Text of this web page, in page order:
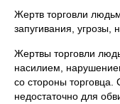
Жертв торговли
запугивания, угрозы,
Жертвы торговли
насилием,
со стороны
недостаточно для